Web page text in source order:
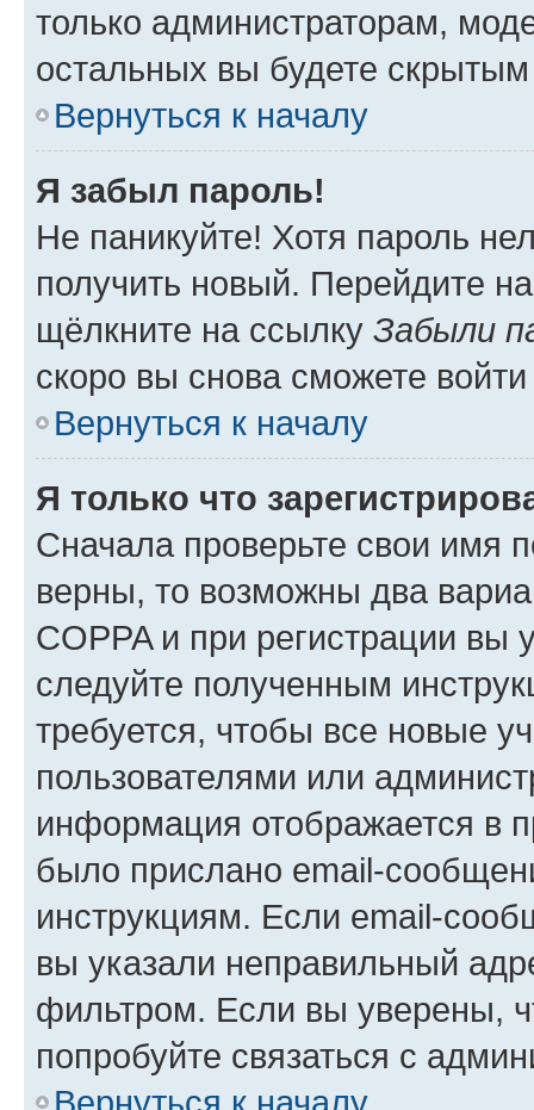
только администраторам,
остальных вы будете
Вернуться к началу
Я забыл пароль!
Не паникуйте! Хотя пароль
получить новый. Перейдите
щёлкните на ссылку Забыли
скоро вы снова сможете
Вернуться к началу
Я только что
Сначала проверьте свои имя
верны, то возможны два
COPPA и при регистрации вы
следуйте полученным
требуется, чтобы все новые
пользователями или
информация отображается в
было прислано email-
инструкциям. Если email-
вы указали неправильный
фильтром. Если вы уверены,
попробуйте связаться с
Вернуться к началу